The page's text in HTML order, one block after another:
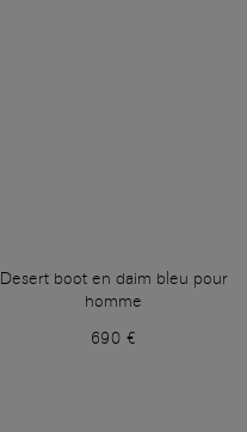
Desert boot en daim bleu pour
homme
690 €